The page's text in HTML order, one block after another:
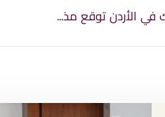
في الأردن توقع مذ...